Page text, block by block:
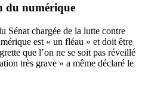
du numérique
Sénat chargée de la lutte contre
est « un fléau » et doit être
que l’on ne se soit pas réveillé
très grave » a même déclaré le